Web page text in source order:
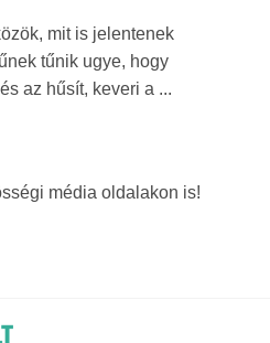
mit is jelentenek
tűnik ugye, hogy
az hűsít, keveri a ...
média oldalakon is!